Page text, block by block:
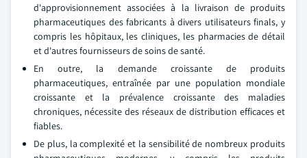
d'approvisionnement associées à la livraison de produits
pharmaceutiques des fabricants à divers utilisateurs finals, y
compris les hôpitaux, les cliniques, les pharmacies de détail
et d'autres fournisseurs de soins de santé.
En outre, la demande croissante de produits
pharmaceutiques, entraînée par une population mondiale
croissante et la prévalence croissante des maladies
chroniques, nécessite des réseaux de distribution efficaces et
fiables.
De plus, la complexité et la sensibilité de nombreux produits